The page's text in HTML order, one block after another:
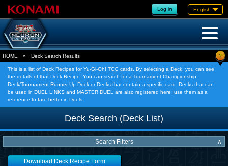
Log in English
HOME » Deck Search Results ?
This is a list of Deck Recipes for Yu-Gi-Oh! TCG cards. By selecting a Deck, you can see
the details of that Deck Recipe. You can search for a Tournament Championship
Deck/Tournament Runner-Up Deck or Decks that contain a specific card. Decks that can
be used in DUEL LINKS and MASTER DUEL are also registered here; use them as a
reference to fare better in Duels.
Deck Search (Deck List)
Search Filters ∧
Download Deck Recipe Form